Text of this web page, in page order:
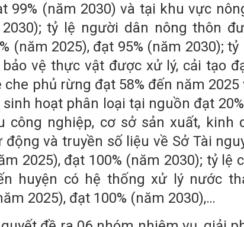
99% (năm 2030) và tại khu vực
tỷ lệ người dân nông thôn
(năm 2025), đạt 95% (năm 2030); tỷ
vệ thực vật được xử lý, cải tạo
che phủ rừng đạt 58% đến năm
hoạt phân loại tại nguồn đạt
công nghiệp, cơ sở sản xuất, kinh
và truyền số liệu về Sở Tài
2025), đạt 100% (năm 2030); tỷ lệ
huyện có hệ thống xử lý nước
2025), đạt 100% (năm 2030),…